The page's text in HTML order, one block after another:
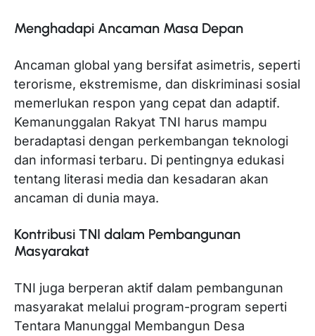
Menghadapi Ancaman Masa Depan
Ancaman global yang bersifat asimetris, seperti
terorisme, ekstremisme, dan diskriminasi sosial
memerlukan respon yang cepat dan adaptif.
Kemanunggalan Rakyat TNI harus mampu
beradaptasi dengan perkembangan teknologi
dan informasi terbaru. Di pentingnya edukasi
tentang literasi media dan kesadaran akan
ancaman di dunia maya.
Kontribusi TNI dalam Pembangunan
Masyarakat
TNI juga berperan aktif dalam pembangunan
masyarakat melalui program-program seperti
Tentara Manunggal Membangun Desa